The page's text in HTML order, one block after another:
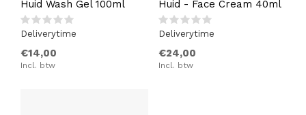
Huid Wash Gel 100ml
Deliverytime
€14,00
Incl. btw
Huid - Face Cream 40ml
Deliverytime
€24,00
Incl. btw